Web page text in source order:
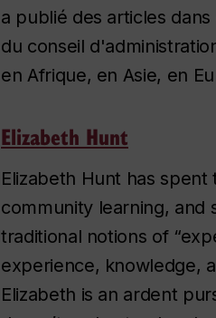
a publié des articles
du conseil
en Afrique, en Asie, en
Elizabeth Hunt
Elizabeth Hunt has
community learning, and
traditional notions of
experience, knowledge,
Elizabeth is an ardent